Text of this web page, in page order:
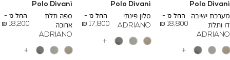
Polo Divani
מערכת ישיבה
דו ותלת
ADRIANO
החל מ -
18,800 ₪
To
24,500 ₪
עוד
Polo Divani
סלון פינתי
ADRIANO
החל מ -
17,800 ₪
To
26,700 ₪
עוד
Polo Divani
ספה תלת
ארוכה
ADRIANO
החל מ -
18,200 ₪
To
23,200 ₪
עוד